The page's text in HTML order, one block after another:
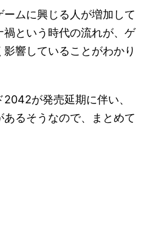
ムに興じる人が増加して
という時代の流れが、ゲ
響していることがわかり
が発売延期に伴い、
るそうなので、まとめて